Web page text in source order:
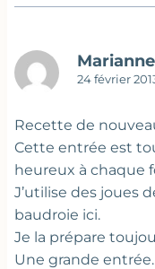
24 février
Recette de
Cette entrée est
heureux à chaque
J’utilise des joues
baudroie ici.
Je la prépare
Une grande